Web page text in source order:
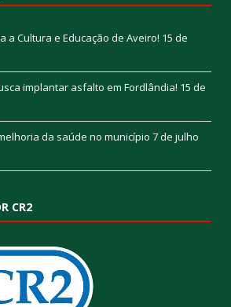
a Cultura e Educação de Aveiro! 15 de
implantar asfalto em Fordlândia! 15 de
da saúde no município 7 de julho
CR2